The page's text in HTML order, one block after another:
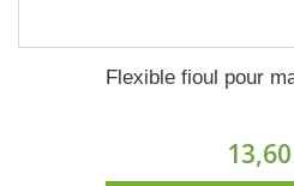
Flexible fioul pour